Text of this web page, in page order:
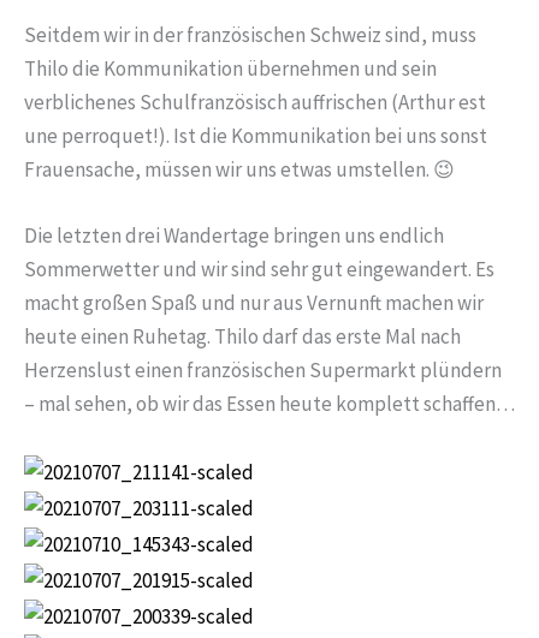
Seitdem wir in der französischen Schweiz sind, muss
Thilo die Kommunikation übernehmen und sein
verblichenes Schulfranzösisch auffrischen (Arthur est
une perroquet!). Ist die Kommunikation bei uns sonst
Frauensache, müssen wir uns etwas umstellen. 😉
Die letzten drei Wandertage bringen uns endlich
Sommerwetter und wir sind sehr gut eingewandert. Es
macht großen Spaß und nur aus Vernunft machen wir
heute einen Ruhetag. Thilo darf das erste Mal nach
Herzenslust einen französischen Supermarkt plündern
– mal sehen, ob wir das Essen heute komplett schaffen…